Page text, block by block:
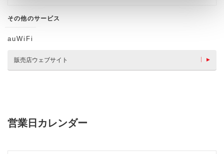
その他のサービス
auWiFi
販売店ウェブサイト
営業日カレンダー